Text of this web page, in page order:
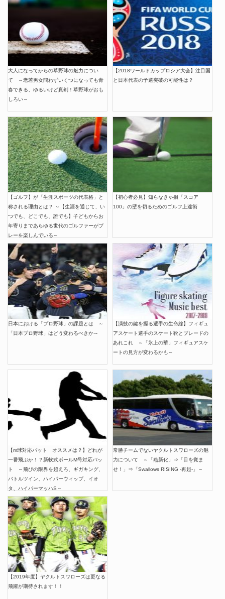
大人になってからの草野球の魅力につい
て ～老若男女問わずいくつになっても青
春できる、ゆるいけど真剣！草野球がおも
しろい～
【2018ワールドカップロシア大会】注目国
と日本代表の予選突破の可能性は？
【ゴルフ】が「生涯スポーツの代表格」と
称される理由とは？ ～【生涯を通じて、い
つでも、どこでも、誰でも】子どもからお
年寄りまであらゆる世代のゴルファーがプ
レーを楽しんでいる～
【初心者必見】知らなきゃ損「スコア
100」の壁を切るためのゴルフ上達術
日本における「プロ野球」の課題とは ～
「日本プロ野球」はどう変わるべきか～
【演技の鍵を握る選手の生命線】フィギュ
アスケート選手のスケート靴とブレードの
あれこれ ～「氷上の華」フィギュアスケ
ートの見方が変わるかも～
【m球対応バット オススメは？】どれが
一番飛ぶか！？新軟式ボールM号対応バッ
ト ～飛びの限界を超えろ、ギガキング、
バトルツイン、ハイパーウィップ、イオ
タ、ハイパーマッハS～
常勝チームでないヤクルトスワローズの魅
力について ～「燕新化」⇒「目を覚ま
せ！」⇒「Swallows RISING -再起-」～
【2019年度】ヤクルトスワローズは更なる
飛躍が期待されます！！